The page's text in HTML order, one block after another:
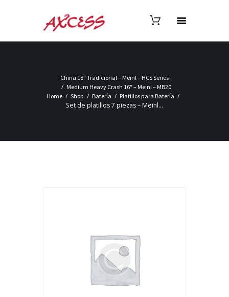
China 18″ Tradicional – Meinl – HCS Series
Medium Heavy Crash 16″ – Meinl – MB20
Home
Shop Batería Platillos para Batería
Set de platillos 7 piezas – Meinl...